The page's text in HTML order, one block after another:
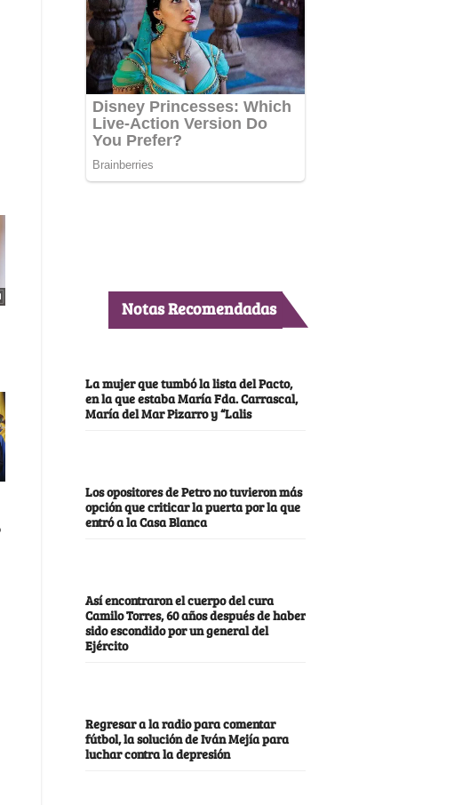
Notas Recomendadas
La mujer que tumbó la lista del Pacto,
en la que estaba María Fda. Carrascal,
María del Mar Pizarro y “Lalis
Los opositores de Petro no tuvieron más
opción que criticar la puerta por la que
entró a la Casa Blanca
Así encontraron el cuerpo del cura
Camilo Torres, 60 años después de haber
sido escondido por un general del
Ejército
Regresar a la radio para comentar
fútbol, la solución de Iván Mejía para
luchar contra la depresión